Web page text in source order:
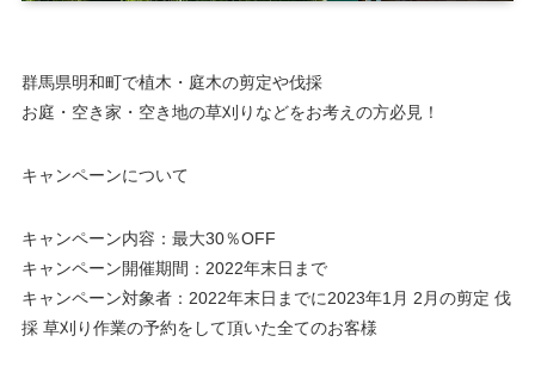
群馬県明和町で植木・庭木の剪定や伐採
お庭・空き家・空き地の草刈りなどをお考えの方必見！
キャンペーンについて
キャンペーン内容：最大30％OFF
キャンペーン開催期間：2022年末日まで
キャンペーン対象者：2022年末日までに2023年1月 2月の剪定 伐
採 草刈り作業の予約をして頂いた全てのお客様